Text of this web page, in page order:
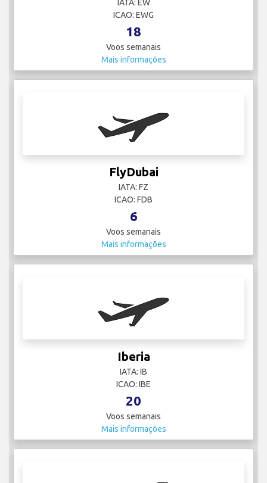
IATA: EW
ICAO: EWG
18
Voos semanais
Mais informações
FlyDubai
IATA: FZ
ICAO: FDB
6
Voos semanais
Mais informações
Iberia
IATA: IB
ICAO: IBE
20
Voos semanais
Mais informações